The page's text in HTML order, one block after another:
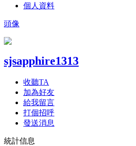
個人資料
頭像
sjsapphire1313
收聽TA
加為好友
給我留言
打個招呼
發送消息
統計信息